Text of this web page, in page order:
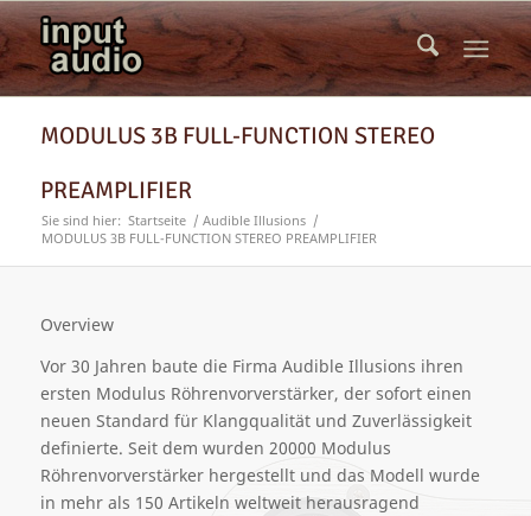
MODULUS 3B FULL-FUNCTION STEREO
PREAMPLIFIER
Sie sind hier: Startseite / Audible Illusions /
MODULUS 3B FULL-FUNCTION STEREO PREAMPLIFIER
Overview
Vor 30 Jahren baute die Firma Audible Illusions ihren
ersten Modulus Röhrenvorverstärker, der sofort einen
neuen Standard für Klangqualität und Zuverlässigkeit
definierte. Seit dem wurden 20000 Modulus
Röhrenvorverstärker hergestellt und das Modell wurde
in mehr als 150 Artikeln weltweit herausragend